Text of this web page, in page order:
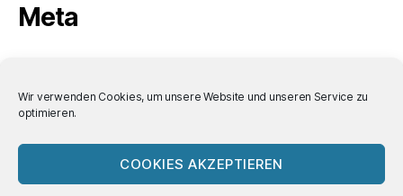
Wir verwenden Cookies, um unsere Website und unseren Service zu
optimieren.
COOKIES AKZEPTIEREN
Meta
Eintrags-Feed
Kommentar-Feed
WordPress.org